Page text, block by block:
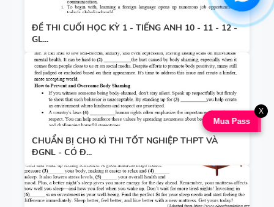
ĐỀ THI CUỐI HỌC KỲ 1 - TIẾNG ANH 10 - 11 - 12 -
GL...
CHUẨN BỊ CHO KÌ THI TỐT NGHIỆP THPT VÀ
ĐGNL - CÓ Đ...
Mua Pass
X